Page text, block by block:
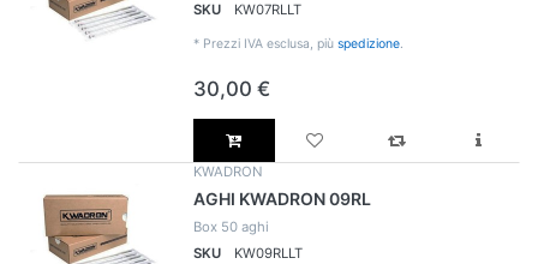
SKU
KW07RLLT
* Prezzi IVA esclusa, più spedizione.
30,00 €
KWADRON
AGHI KWADRON 09RL
Box 50 aghi
SKU
KW09RLLT